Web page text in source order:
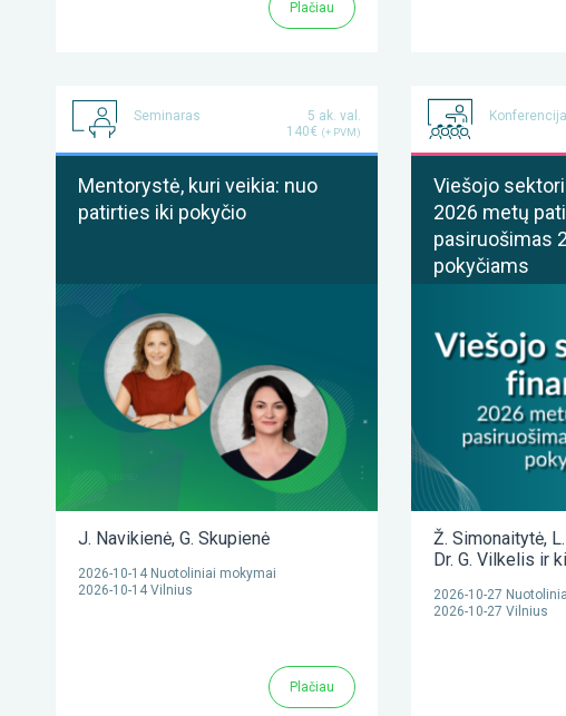
Plačiau
Seminaras
5 ak. val.
140€ (+ PVM)
Mentorystė, kuri veikia: nuo
patirties iki pokyčio
J. Navikienė, G. Skupienė
2026-10-14 Nuotoliniai mokymai
2026-10-14 Vilnius
Plačiau
Konferencija
Viešojo
2026 metų
pasiruošimas
pokyčiams
Ž. Simonaitytė,
Dr. G. Vilkelis ir
2026-10-27
2026-10-27 Vilnius